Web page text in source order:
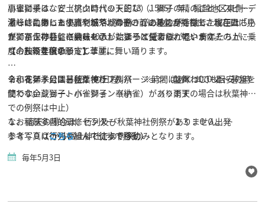
肩車に乗るなど（アクロバット的な）、獅子の精のごとくスピーデ
ィーに乱舞します。やがて、獅子の前に碁盤が持ち出され、田に見
立てたこの碁盤に興味を示した獅子は見事に、軽やかにその上に乗
り、五穀豊穣を願って華麗に舞い踊ります。
※小雀獅子には碁盤を使うフルバージョン（盤舞わし）と、碁盤を
使わないショートバージョン（小雀）があります
小雀獅子は、安土桃山時代の天正13（1585）年、稲越地区東側の
湯峰峠にあった小鷹利城落城の際、この地に身を隠した家臣たち
が、冨士神社に奉納したのが始まりと伝えられています。
激しさの中にも優雅で細やかな動きがあるのが特徴で、現在は「小
雀獅子保存会」（会員40人）によって受け継がれ、青年たちが高
度の技術を伝承してします。
【令和８年度の予定】
令和 8 年 5 月 3 日(日）の日程 ※時間はあくまでも目安の時
間です。
１、稲越多目的研修センター １３：００出発
（行列を組んで徒歩で移動）
２、花ノ木公園・秋葉神社 例祭 １４：００頃～
◇金蔵獅子、小雀獅子 奉納 （※雨天の場合は秋葉神社
での例祭は中止）
（行列を組んで徒歩で移動）
３、冨士神社例祭 １５：５０頃～１
なお 雨天の場合は、行列及び秋葉神社例祭がありません。
１３：００ から冨士神社での例祭のみとなります。
参考写真はこちら
毎年5月3日